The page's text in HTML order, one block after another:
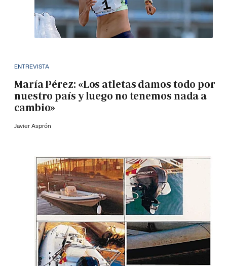
ENTREVISTA
María Pérez: «Los atletas damos todo por
nuestro país y luego no tenemos nada a
cambio»
Javier Asprón